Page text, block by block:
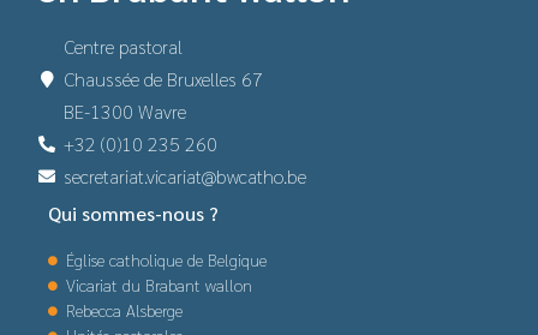
Centre pastoral
Chaussée de Bruxelles 67
BE-1300 Wavre
+32 (0)10 235 260
secretariat.vicariat@bwcatho.be
Qui sommes-nous ?
Église catholique de Belgique
Vicariat du Brabant wallon
Rebecca Alsberge